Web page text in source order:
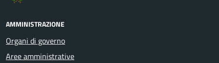
AMMINISTRAZIONE
Organi di governo
Aree amministrative